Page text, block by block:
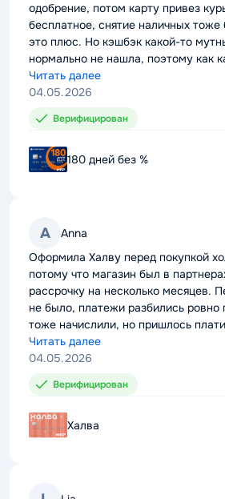
одобрение, потом карту привез
бесплатное, снятие наличных
это плюс. Но кэшбэк какой-то
нормально не нашла, поэтому как
ее бы не рассматривала.
Читать далее
04.05.2026
Верифицирован
180 дней без %
A Anna
Оформила Халву перед покупкой
потому что магазин был в
рассрочку на несколько месяцев.
не было, платежи разбились ровно
тоже начислили, но пришлось
иначе процент был бы ниже. В
только условия по акциям и
Читать далее
04.05.2026
Верифицирован
Халва
одобрение, потом карту привез
бесплатное, снятие наличных
это плюс. Но кэшбэк какой-то
нормально не нашла, поэтому как
ее бы не рассматривала.
Читать далее
04.05.2026
Верифицирован
180 дней без %
A Anna
Оформила Халву перед покупкой
потому что магазин был в
рассрочку на несколько месяцев.
не было, платежи разбились ровно
тоже начислили, но пришлось
иначе процент был бы ниже. В
только условия по акциям и
Читать далее
04.05.2026
Верифицирован
Халва